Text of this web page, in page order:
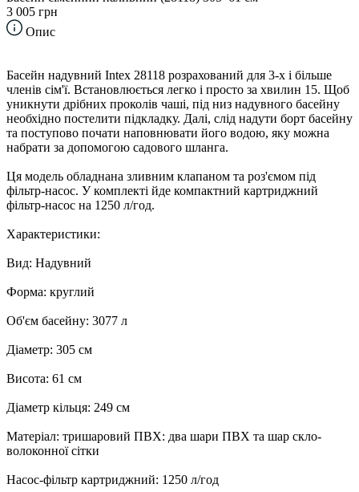
3 005 грн
Опис
Басейн надувний Intex 28118 розрахований для 3-х і більше
членів сім'ї. Встановлюється легко і просто за хвилин 15. Щоб
уникнути дрібних проколів чаші, під низ надувного басейну
необхідно постелити підкладку. Далі, слід надути борт басейну
та поступово почати наповнювати його водою, яку можна
набрати за допомогою садового шланга.
Ця модель обладнана зливним клапаном та роз'ємом під
фільтр-насос. У комплекті йде компактний картриджний
фільтр-насос на 1250 л/год.
Характеристики:
Вид: Надувний
Форма: круглий
Об'єм басейну: 3077 л
Діаметр: 305 см
Висота: 61 см
Діаметр кільця: 249 см
Матеріал: тришаровий ПВХ: два шари ПВХ та шар скло-
волоконної сітки
Насос-фільтр картриджний: 1250 л/год